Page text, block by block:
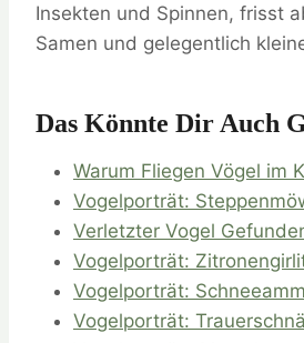
Insekten und Spinnen, frisst
Samen und gelegentlich
Das Könnte Dir Auch
Warum Fliegen Vögel im
Vogelporträt:
Verletzter Vogel
Vogelporträt:
Vogelporträt:
Vogelporträt: